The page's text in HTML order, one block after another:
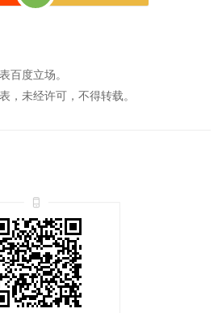
百度立场。
，未经许可，不得转载。